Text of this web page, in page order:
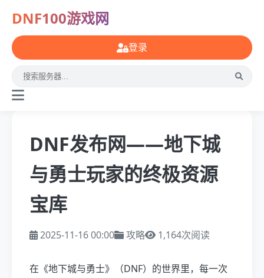
DNF100游戏网
登录
DNF发布网——地下城
与勇士玩家的终极资源
宝库
2025-11-16 00:00 攻略 1,164次阅读
在《地下城与勇士》（DNF）的世界里，每一次